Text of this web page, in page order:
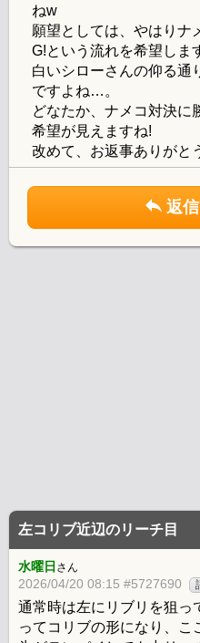
ねw
願望としては、やはりナ
G!という流れを希望しま
白いシローさんの仰る通
ですよね…。
どなたか、ナメコ対決に
希望が見えますね!
改めて、お返事ありがと
返
左コリブ近辺のリーチ目
水曜日 さん
2026/04/20 08:15 #5727690
通常時は左にリブリを狙っ
ってコリブの形になり、